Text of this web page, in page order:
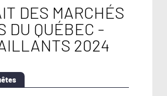
DES MARCHÉS
DU QUÉBEC -
2024